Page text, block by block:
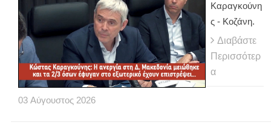
Καραγκούνη
ς - Κοζάνη.
Διαβάστε
Περισσότερ
α
03 Αύγουστος 2026